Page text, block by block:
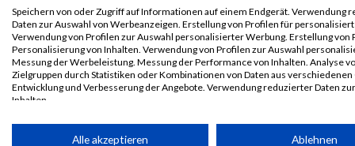
Speichern von oder Zugriff auf Informationen auf einem Endgerät. Verwendung
Daten zur Auswahl von Werbeanzeigen. Erstellung von Profilen für
Verwendung von Profilen zur Auswahl personalisierter Werbung. Erstellung von
Personalisierung von Inhalten. Verwendung von Profilen zur Auswahl
Messung der Werbeleistung. Messung der Performance von Inhalten. Analyse
Zielgruppen durch Statistiken oder Kombinationen von Daten aus
Entwicklung und Verbesserung der Angebote. Verwendung reduzierter Daten
Inhalten.
werden.
Ihre Einwilligung und die cookie Richtlinie gelten ausschließlich für diese
Alle akzeptieren Ablehnen